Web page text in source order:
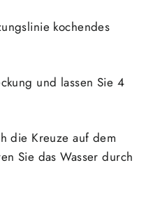
kochendes
und lassen Sie 4
die Kreuze auf dem
Sie das Wasser durch